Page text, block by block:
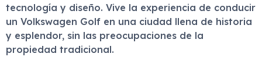
tecnología y diseño. Vive la experiencia de conducir
un Volkswagen Golf en una ciudad llena de historia
y esplendor, sin las preocupaciones de la
propiedad tradicional.